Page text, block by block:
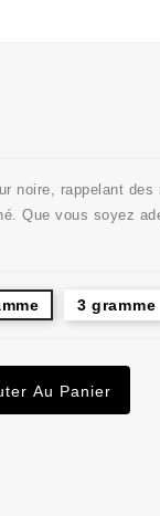
noire, rappelant
Que vous soyez
3 gramme
Au Panier